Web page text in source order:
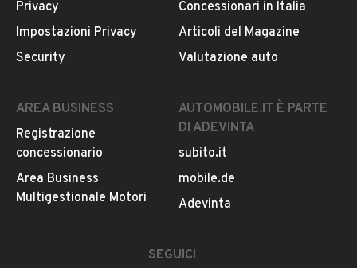
Privacy
Impostazioni Privacy
Security
Concessionari in Italia
Articoli del Magazine
Valutazione auto
AREA BUSINESS
Registrazione
concessionario
Area Business
Multigestionale Motori
AUTOMOBILE.IT È PARTE
DI ADEVINTA
subito.it
mobile.de
Adevinta
SEGUICI